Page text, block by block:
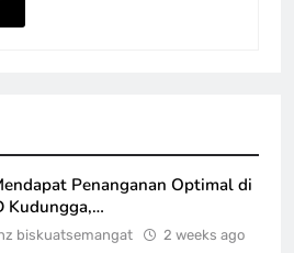
Penanganan Optimal di
Kudungga,…
biskuatsemangat 2 weeks ago